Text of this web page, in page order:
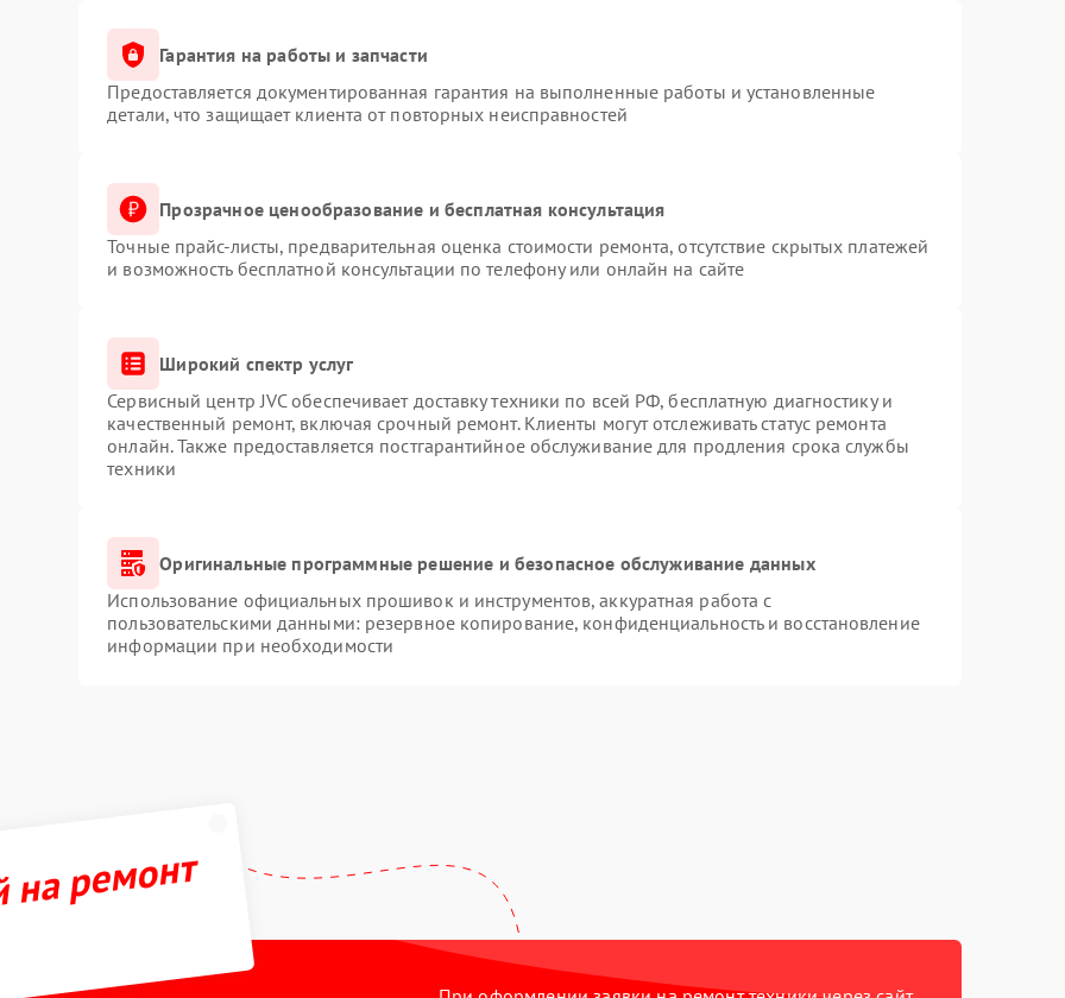
Гарантия на работы и запчасти
Предоставляется документированная гарантия на выполненные работы и установленные
детали, что защищает клиента от повторных неисправностей
Прозрачное ценообразование и бесплатная консультация
Точные прайс-листы, предварительная оценка стоимости ремонта, отсутствие скрытых платежей
и возможность бесплатной консультации по телефону или онлайн на сайте
Широкий спектр услуг
Сервисный центр JVC обеспечивает доставку техники по всей РФ, бесплатную диагностику и
качественный ремонт, включая срочный ремонт. Клиенты могут отслеживать статус ремонта
онлайн. Также предоставляется постгарантийное обслуживание для продления срока службы
техники
Оригинальные программные решение и безопасное обслуживание данных
Использование официальных прошивок и инструментов, аккуратная работа с
пользовательскими данными: резервное копирование, конфиденциальность и восстановление
информации при необходимости
ремонт